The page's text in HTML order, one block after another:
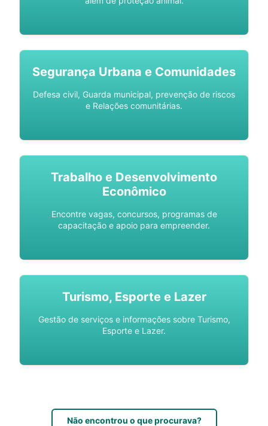
Segurança Urbana e Comunidades
Defesa civil, Guarda municipal, prevenção de riscos
e Relações comunitárias.
Trabalho e Desenvolvimento
Econômico
Encontre vagas, concursos, programas de
capacitação e apoio para empreender.
Turismo, Esporte e Lazer
Gestão de serviços e informações sobre Turismo,
Esporte e Lazer.
Não encontrou o que procurava?